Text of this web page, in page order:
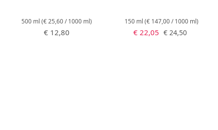
500 ml (€ 25,60 / 1000 ml)
Regulärer Preis:
€ 12,80
150 ml (€ 147,00 / 1000 ml)
Verkaufspreis:
€ 22,05 Regulärer Preis:
€ 24,50